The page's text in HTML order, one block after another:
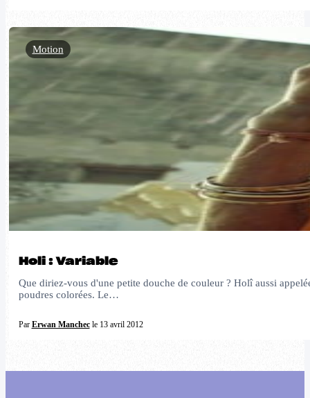
Holi : Variable
Que diriez-vous d'une petite douche de couleur ? Holî aussi
poudres colorées. Le…
Par Erwan Manchecle 13 avril 2012
Motion